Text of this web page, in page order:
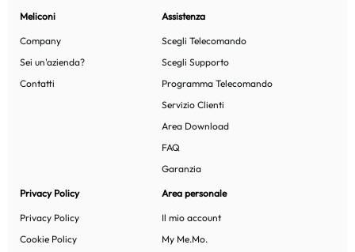
Meliconi
Company
Sei un'azienda?
Contatti
Assistenza
Scegli Telecomando
Scegli Supporto
Programma Telecomando
Servizio Clienti
Area Download
FAQ
Garanzia
Privacy Policy
Privacy Policy
Cookie Policy
Area personale
Il mio account
My Me.Mo.